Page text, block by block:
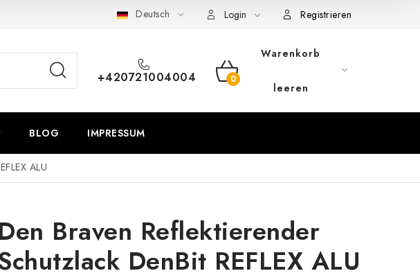
Allgemeinen Geschäftsbedingungen Sitemap von Milpe.sk
Deutsch Login Registrieren
+420721004004 WARENKORB
Warenkorb
leeren
BLOG IMPRESSUM
ALU
Den Braven Reflektierender
DenBit REFLEX ALU